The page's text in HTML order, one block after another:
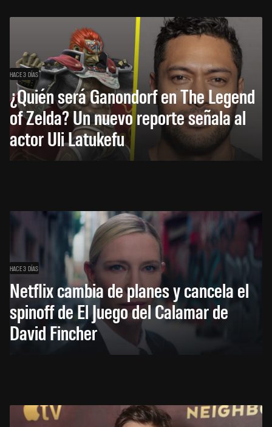
HACE 3 DÍAS
¿Quién será Ganondorf en The Legend
of Zelda? Un nuevo reporte señala al
actor Uli Latukefu
HACE 3 DÍAS
Netflix cambia de planes y cancela el
spinoff de El Juego del Calamar de
David Fincher